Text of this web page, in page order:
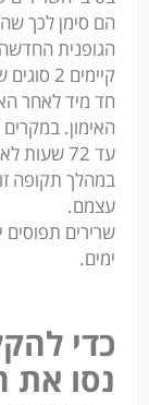
הם סימן לכך
הגופנית
קיימים
עד 72
במהלך תקופה
עצמם.
שרירים
ימים.
כדי
נסו את